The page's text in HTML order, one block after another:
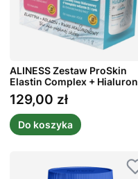
ALINESS Zestaw ProSkin
Elastin Complex + Hialuron
Complex 2 x 60 kaps.
Cena
129,00 zł
Do koszyka